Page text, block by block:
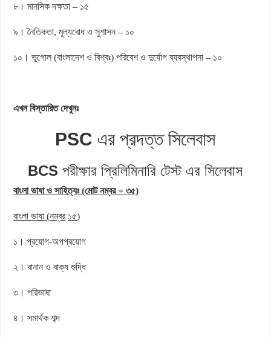
৮। মানসিক দক্ষতা – ১৫
৯। নৈতিকতা, মূল্যবোধ ও সুশাসন – ১০
১০। ভূগোল (বাংলাদেশ ও বিশ্বঃ) পরিবেশ ও দুর্যোগ ব্যবস্থাপনা – ১০
এখন বিস্তারিত দেখুনঃ
PSC এর প্রদত্ত সিলেবাস
BCS পরীক্ষার প্রিলিমিনারি টেস্ট এর সিলেবাস
বাংলা ভাষা ও সাহিত্যঃ (মোট নম্বর = ৩৫)
বাংলা ভাষা(নম্বর ১৫)
১। প্রয়োগ-অপপ্রয়োগ
২। বানান ও বাক্য শুদ্ধি
৩। পরিভাষা
৪। সমার্থক শব্দ